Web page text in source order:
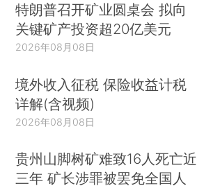
特朗普召开矿业圆桌会 拟向
关键矿产投资超20亿美元
2026年08月08日
境外收入征税 保险收益计税
详解(含视频)
2026年08月08日
贵州山脚树矿难致16人死亡近
三年 矿长涉罪被罢免全国人